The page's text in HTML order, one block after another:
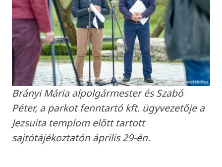
Brányi Mária alpolgármester és Szabó
Péter, a parkot fenntartó kft. ügyvezetője a
Jezsuita templom előtt tartott
sajtótájékoztatón április 29-én.